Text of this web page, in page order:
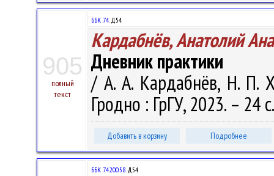
905
полный
текст
ББК 74.Д54
Кардабнёв, Анатолий
Дневник практики
/ А. А. Кардабнёв, Н. П.
Гродно : ГрГУ, 2023. – 24
Добавить в корзину Подробнее
ББК 74.200.58 Д54